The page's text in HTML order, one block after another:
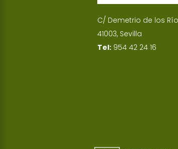
C/ Demetrio de los
41003, Sevilla
Tel: 954 42 24 16